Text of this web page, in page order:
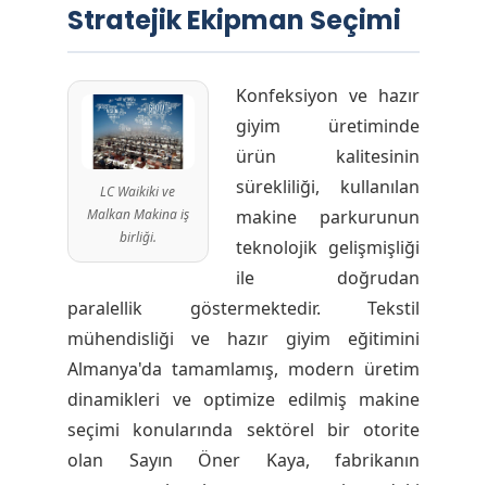
Stratejik Ekipman Seçimi
LC Waikiki ve
Malkan Makina iş
birliği.
Konfeksiyon ve hazır
giyim üretiminde
ürün kalitesinin
sürekliliği, kullanılan
makine parkurunun
teknolojik gelişmişliği
ile doğrudan
paralellik göstermektedir. Tekstil
mühendisliği ve hazır giyim eğitimini
Almanya'da tamamlamış, modern üretim
dinamikleri ve optimize edilmiş makine
seçimi konularında sektörel bir otorite
olan Sayın Öner Kaya, fabrikanın